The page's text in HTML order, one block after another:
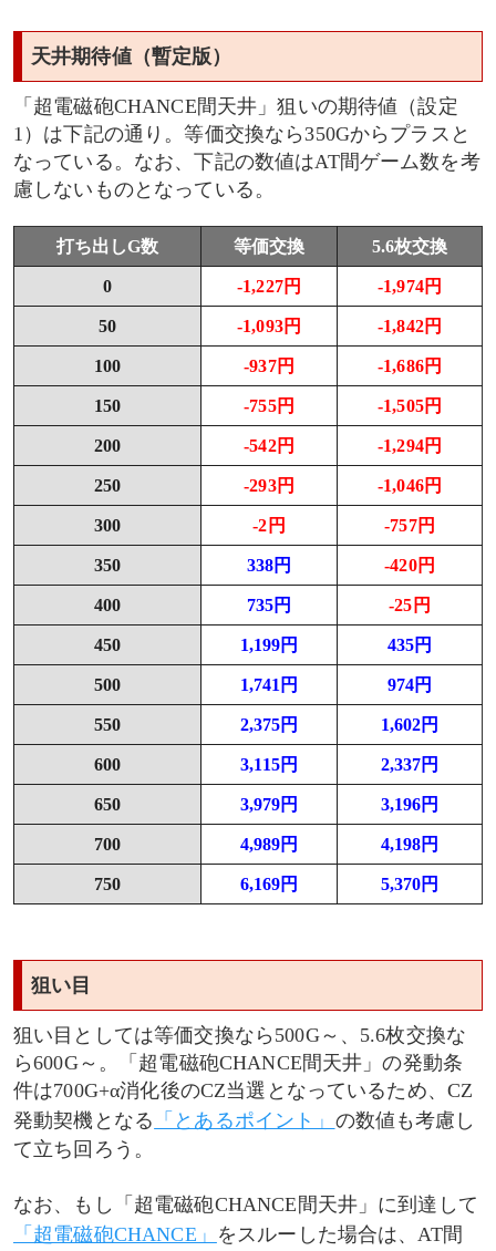
天井期待値（暫定版）
「超電磁砲CHANCE間天井」狙いの期待値（設定
1）は下記の通り。等価交換なら350Gからプラスと
なっている。なお、下記の数値はAT間ゲーム数を考
慮しないものとなっている。
打ち出しG数 等価交換 5.6枚交換
0 -1,227円 -1,974円
50 -1,093円 -1,842円
100 -937円 -1,686円
150 -755円 -1,505円
200 -542円 -1,294円
250 -293円 -1,046円
300 -2円 -757円
350 338円 -420円
400 735円 -25円
450 1,199円 435円
500 1,741円 974円
550 2,375円 1,602円
600 3,115円 2,337円
650 3,979円 3,196円
700 4,989円 4,198円
750 6,169円 5,370円
狙い目
狙い目としては等価交換なら500G～、5.6枚交換な
ら600G～。「超電磁砲CHANCE間天井」の発動条
件は700G+α消化後のCZ当選となっているため、CZ
発動契機となる 「とあるポイント」 の数値も考慮し
て立ち回ろう。
なお、もし「超電磁砲CHANCE間天井」に到達して
「超電磁砲CHANCE」 をスルーした場合は、AT間